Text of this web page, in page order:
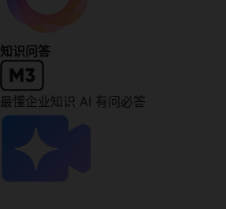
知识问答
最懂企业知识 AI 有问必答